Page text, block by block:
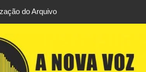
do Arquivo
este sábado
Covilhã este